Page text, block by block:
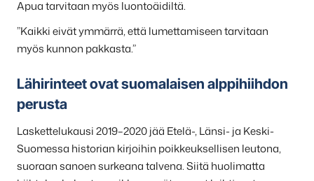
Apua tarvitaan myös luontoäidiltä.
”Kaikki eivät ymmärrä, että lumettamiseen tarvitaan
myös kunnon pakkasta.”
Lähirinteet ovat suomalaisen alppihiihdon
perusta
Laskettelukausi 2019–2020 jää Etelä-, Länsi- ja Keski-
Suomessa historian kirjoihin poikkeuksellisen leutona,
suoraan sanoen surkeana talvena. Siitä huolimatta